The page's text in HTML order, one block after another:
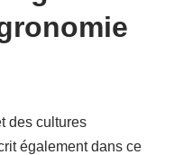
des cultures
également dans ce